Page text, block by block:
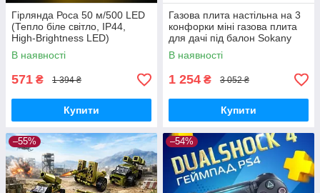
Гірлянда Роса 50 м/500 LED
(Тепло біле світло, IP44,
High-Brightness LED)
В наявності
571 ₴ 1 394 ₴
Купити
Газова плита настільна на 3
конфорки міні газова плита
для дачі під балон Sokany
В наявності
1 254 ₴ 3 052 ₴
Купити
–55% –54%